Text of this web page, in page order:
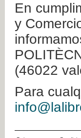
En
y
(46022
Para